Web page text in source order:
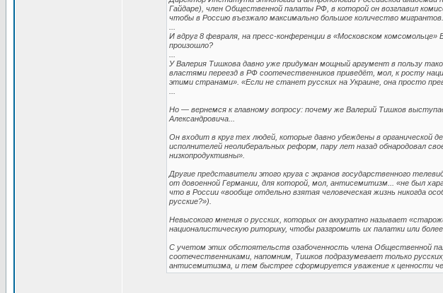
Гайдаре), член Общественной палаты РФ, в которой он возглавил
чтобы в Россию въезжало максимально большое количество мигрантов.
И вдруг 8 февраля, на пресс-конференции в «Московском
произошло?
У Валерия Тишкова давно уже придуман мощный аргумент в пользу
властями переезд в РФ соотечественников приведёт, мол, к росту
этими странами». «Если не станет русских на Украине, она просто
Но — вернемся к главному вопросу: почему же Валерий Тишков
Александровича...
Он входит в круг тех людей, которые давно убеждены в органической
исполнителей неолиберальных реформ, пару лет назад обнародовал
низкопродуктивны».
Другие представители этого круга с экранов государственного
от довоенной Германии, для которой, мол, антисемитизм... «не был
что в России «вообще отдельно взятая человеческая жизнь никогда
русские?»).
Невысокого мнения о русских, которых он аккуратно называет
националистическую риторику, чтобы разгромить их палатки или более
С учетом этих обстоятельств озабоченность члена Общественной
соотечественниками, напомним, Тишков подразумевает только
антисемитизма, и тем быстрее сформируется уважение к ценности